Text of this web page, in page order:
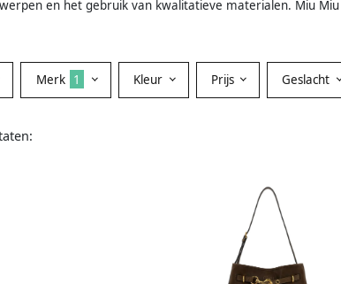
en het gebruik van kwalitatieve materialen. Miu
Merk 1 Kleur Prijs Geslacht